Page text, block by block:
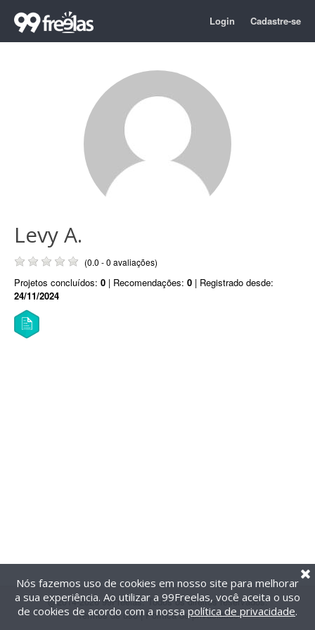
Login Cadastre-se
Levy A.
(0.0 - 0 avaliações)
Projetos concluídos: 0 | Recomendações: 0 | Registrado desde:
24/11/2024
@2014-2026 99Freelas. Todos os direitos reservados.
Termos de uso| Política de privacidade
Nós fazemos uso de cookies em nosso site para melhorar
a sua experiência. Ao utilizar a 99Freelas, você aceita o uso
de cookies de acordo com a nossa política de privacidade.